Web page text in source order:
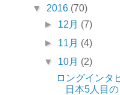
▼ 2016 (70)
► 12月 (7)
► 11月 (4)
▼ 10月 (2)
ロングインタ
日本5人目